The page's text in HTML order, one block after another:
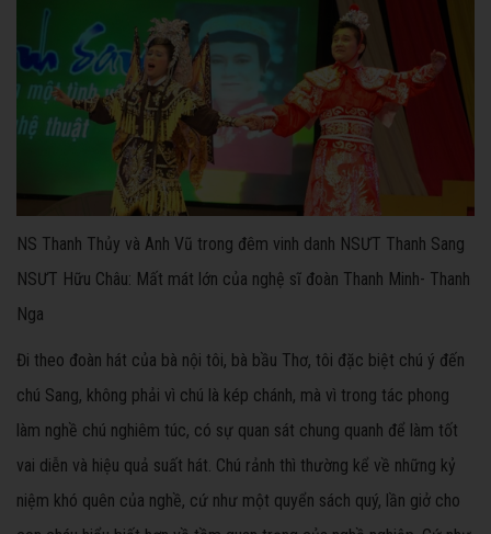
NS Thanh Thủy và Anh Vũ trong đêm vinh danh NSƯT Thanh Sang
NSƯT Hữu Châu: Mất mát lớn của nghệ sĩ đoàn Thanh Minh- Thanh
Nga
Đi theo đoàn hát của bà nội tôi, bà bầu Thơ, tôi đặc biệt chú ý đến
chú Sang, không phải vì chú là kép chánh, mà vì trong tác phong
làm nghề chú nghiêm túc, có sự quan sát chung quanh để làm tốt
vai diễn và hiệu quả suất hát. Chú rảnh thì thường kể về những kỷ
niệm khó quên của nghề, cứ như một quyển sách quý, lần giở cho